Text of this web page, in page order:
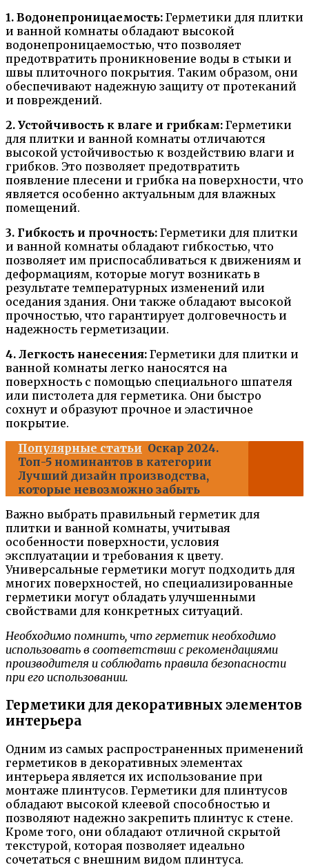
1. Водонепроницаемость: Герметики для плитки
и ванной комнаты обладают высокой
водонепроницаемостью, что позволяет
предотвратить проникновение воды в стыки и
швы плиточного покрытия. Таким образом, они
обеспечивают надежную защиту от протеканий
и повреждений.
2. Устойчивость к влаге и грибкам: Герметики
для плитки и ванной комнаты отличаются
высокой устойчивостью к воздействию влаги и
грибков. Это позволяет предотвратить
появление плесени и грибка на поверхности, что
является особенно актуальным для влажных
помещений.
3. Гибкость и прочность: Герметики для плитки
и ванной комнаты обладают гибкостью, что
позволяет им приспосабливаться к движениям и
деформациям, которые могут возникать в
результате температурных изменений или
оседания здания. Они также обладают высокой
прочностью, что гарантирует долговечность и
надежность герметизации.
4. Легкость нанесения: Герметики для плитки и
ванной комнаты легко наносятся на
поверхность с помощью специального шпателя
или пистолета для герметика. Они быстро
сохнут и образуют прочное и эластичное
покрытие.
Популярные статьи Оскар 2024.
Топ-5 номинантов в категории
Лучший дизайн производства,
которые невозможно забыть
Важно выбрать правильный герметик для
плитки и ванной комнаты, учитывая
особенности поверхности, условия
эксплуатации и требования к цвету.
Универсальные герметики могут подходить для
многих поверхностей, но специализированные
герметики могут обладать улучшенными
свойствами для конкретных ситуаций.
Необходимо помнить, что герметик необходимо
использовать в соответствии с рекомендациями
производителя и соблюдать правила безопасности
при его использовании.
Герметики для декоративных элементов
интерьера
Одним из самых распространенных применений
герметиков в декоративных элементах
интерьера является их использование при
монтаже плинтусов. Герметики для плинтусов
обладают высокой клеевой способностью и
позволяют надежно закрепить плинтус к стене.
Кроме того, они обладают отличной скрытой
текстурой, которая позволяет идеально
сочетаться с внешним видом плинтуса.